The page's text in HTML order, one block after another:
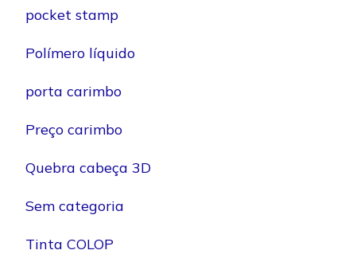
pocket stamp
Polímero líquido
porta carimbo
Preço carimbo
Quebra cabeça 3D
Sem categoria
Tinta COLOP